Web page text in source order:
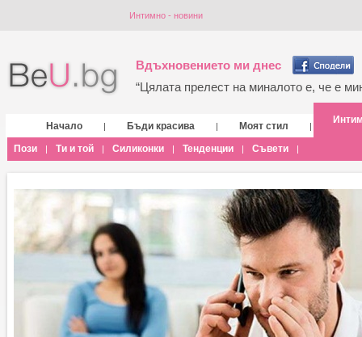
Интимно - новини
Вдъхновението ми днес
“Цялата прелест на миналото е, че е
Начало | Бъди красива | Моят стил |
Пози | Ти и той | Силиконки | Тенденции | Съвети |